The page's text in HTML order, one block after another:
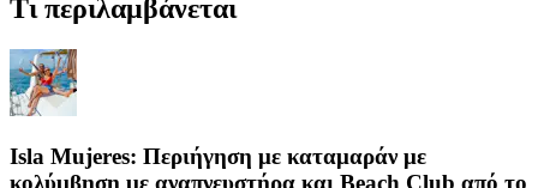
Τι περιλαμβάνεται
Isla Mujeres: Περιήγηση με καταμαράν με
κολύμβηση με αναπνευστήρα και Beach Club από το